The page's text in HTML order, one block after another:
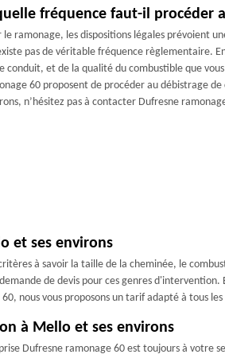
fréquence faut-il procéder
le ramonage, les dispositions légales prévoient
pas de véritable fréquence règlementaire.
conduit, et de la qualité du combustible que
60 proposent de procéder au débistrage
n’hésitez pas à contacter Dufresne
et ses environs
à savoir la taille de la cheminée, le
de devis pour ces genres
nous vous proposons un tarif adapté à tous
à Mello et ses environs
Dufresne ramonage 60 est toujours à votre